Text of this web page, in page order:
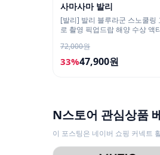
사마사마 발리
[발리] 발리 블루라군 스노쿨링
로 촬영 픽업드랍 해양 수상 액
72,000원
33%47,900원
N스토어 관심상품
이 포스팅은 네이버 쇼핑 커넥트